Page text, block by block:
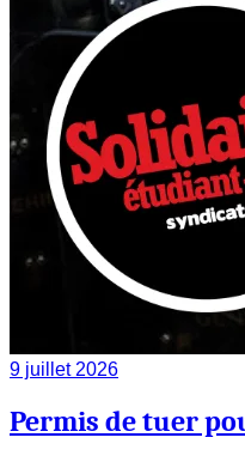
9 juillet 2026
Permis de tuer